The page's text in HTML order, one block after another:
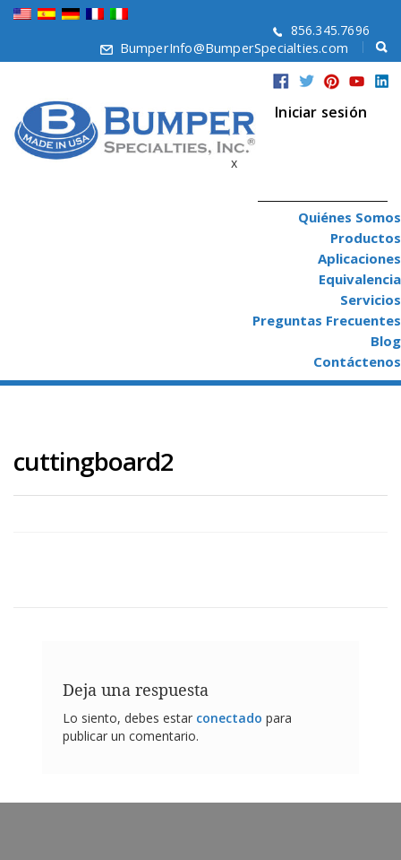
856.345.7696
BumperInfo@BumperSpecialties.com
Iniciar sesión
x
Quiénes Somos
Productos
Aplicaciones
Equivalencia
Servicios
Preguntas Frecuentes
Blog
Contáctenos
cuttingboard2
Deja una respuesta
Lo siento, debes estar conectado para
publicar un comentario.